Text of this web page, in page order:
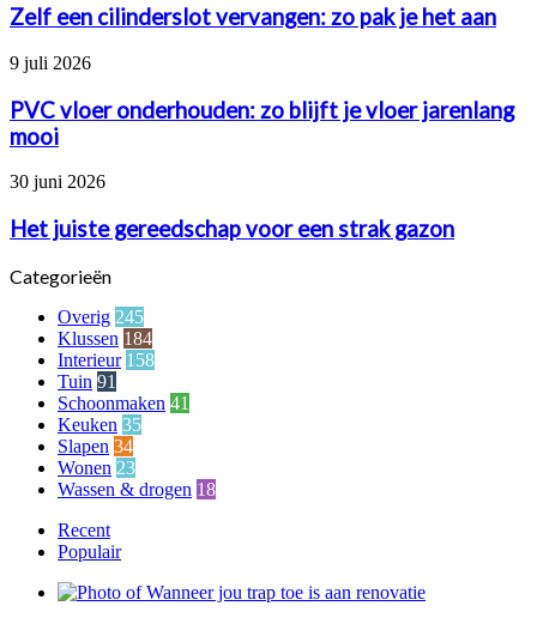
van
cilinderslot
vervangen:
zo
pak
je
het
aan
Zelf een cilinderslot vervangen: zo pak je het aan
PVC
onderhouden:
zo
blijft
vloer
mooi
9 juli 2026
PVC vloer onderhouden: zo blijft je vloer jarenlang
mooi
Het
gereedschap
voor
een
strak
30 juni 2026
Het juiste gereedschap voor een strak gazon
Categorieën
Overig 245
Klussen 184
Interieur 158
Tuin 91
Schoonmaken 41
Keuken 35
Slapen 34
Wonen 23
Wassen & drogen 18
Recent
Populair